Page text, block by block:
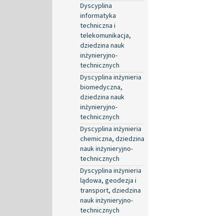
Dyscyplina
informatyka
techniczna i
telekomunikacja,
dziedzina nauk
inżynieryjno-
technicznych
Dyscyplina inżynieria
biomedyczna,
dziedzina nauk
inżynieryjno-
technicznych
Dyscyplina inżynieria
chemiczna, dziedzina
nauk inżynieryjno-
technicznych
Dyscyplina inżynieria
lądowa, geodezja i
transport, dziedzina
nauk inżynieryjno-
technicznych